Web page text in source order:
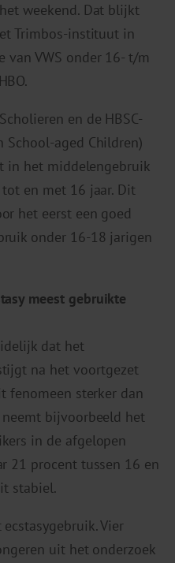
weekend. Dat blijkt
Trimbos-instituut in
VWS onder 16- t/m
en de HBSC-
aged Children)
in het middelengebruik
en met 16 jaar. Dit
het eerst een goed
onder 16-18 jarigen
meest gebruikte
dat het
na het voortgezet
fenomeen sterker dan
bijvoorbeeld het
in de afgelopen
21 procent tussen 16 en
stabiel.
Vier
uit het onderzoek